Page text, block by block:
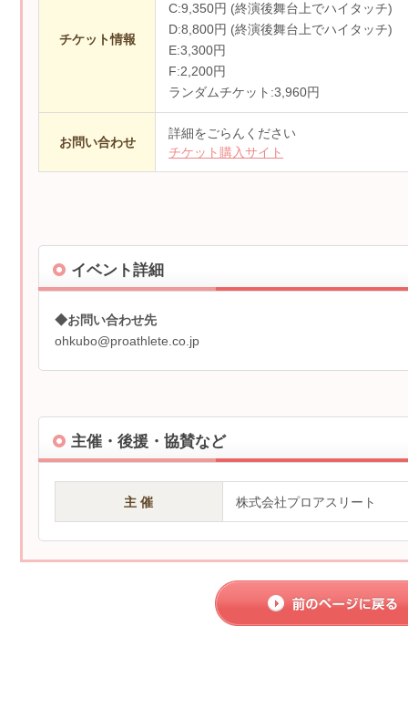
チケット情報
C:9,350円 (終演後舞台上でハイタッチ)
D:8,800円 (終演後舞台上でハイタッチ)
E:3,300円
F:2,200円
ランダムチケット:3,960円
お問い合わせ
詳細をごらんください
チケット購入サイト
イベント詳細
◆お問い合わせ先
ohkubo@proathlete.co.jp
主催・後援・協賛など
主 催 株式会社プロアスリート